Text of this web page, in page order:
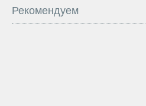
Рекомендуем